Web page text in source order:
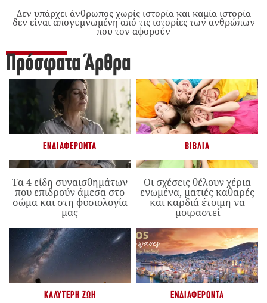
Δεν υπάρχει άνθρωπος χωρίς ιστορία και καμία ιστορία
δεν είναι απογυμνωμένη από τις ιστορίες των ανθρώπων
που τον αφορούν
Πρόσφατα Άρθρα
ΕΝΔΙΑΦΈΡΟΝΤΑ
Τα 4 είδη συναισθημάτων
που επιδρούν άμεσα στο
σώμα και στη φυσιολογία
μας
ΒΙΒΛΊΑ
Οι σχέσεις θέλουν χέρια
ενωμένα, ματιές καθαρές
και καρδιά έτοιμη να
μοιραστεί
ΚΑΛΎΤΕΡΗ ΖΩΉ ΕΝΔΙΑΦΈΡΟΝΤΑ